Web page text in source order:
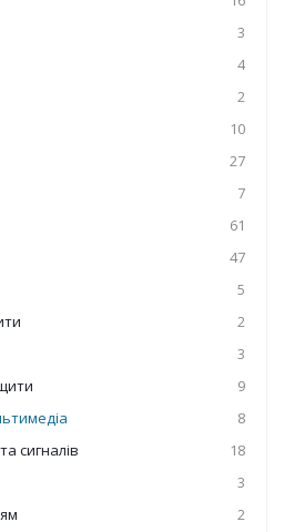
3
4
2
10
27
7
61
47
5
2
3
9
8
сигналів
18
3
2